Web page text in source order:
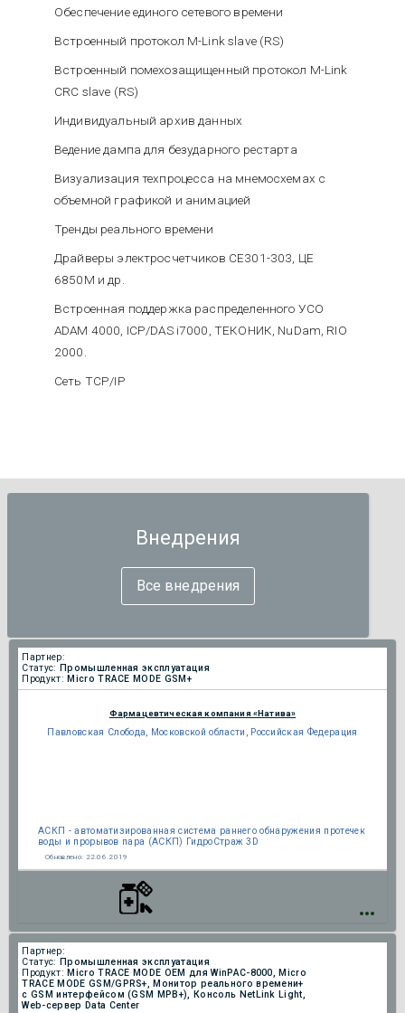
Обеспечение единого сетевого времени
Встроенный протокол M-Link slave (RS)
Встроенный помехозащищенный протокол M-Link
CRC slave (RS)
Индивидуальный архив данных
Ведение дампа для безударного рестарта
Визуализация техпроцесса на мнемосхемах с
объемной графикой и анимацией
Тренды реального времени
Драйверы электросчетчиков CE301-303, ЦЕ
6850M и др.
Встроенная поддержка распределенного УСО
ADAM 4000, ICP/DAS i7000, ТЕКОНИК, NuDam, RIO
2000.
Сеть TCP/IP
Внедрения
Все внедрения
Партнер:
Статус: Промышленная эксплуатация
Продукт: Micro TRACE MODE GSM+
Фармацевтическая компания «Натива»
Павловская Слобода, Московской области, Российская Федерация
АСКП - автоматизированная система раннего обнаружения протечек
воды и прорывов пара (АСКП) ГидроСтраж 3D
Обновлено: 22.06.2019
Партнер:
Статус: Промышленная эксплуатация
Продукт: Micro TRACE MODE OEM для WinPAC-8000, Micro
TRACE MODE GSM/GPRS+, Монитор реального времени+
c GSM интерфейсом (GSM МРВ+), Консоль NetLink Light,
Web-сервер Data Center